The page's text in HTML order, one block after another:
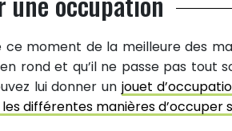
moment de la meilleure des
rond et qu’il ne passe pas tout
lui donner un jouet
différentes manières d’occuper